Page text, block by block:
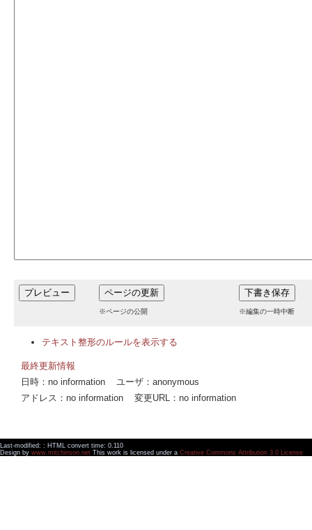
※ページの公開 ※編集の一時中断
テキスト整形のルールを表示する
最終更新情報
日時：no information ユーザ：anonymous
アドレス：no information 変更URL：no information
Last-modified: : HTML convert time: 0.110
Design by www.mitchinson.net This work is licensed under a Creative Commons Attribution 3.0 License